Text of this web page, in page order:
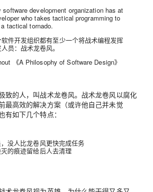
development organization has at
who takes tactical programming to
tactical tornado.
件开发组织都有至少一个将战术编程发挥
员：战术龙卷风。
《A Philosophy of Software Design》
致的人，叫战术龙卷风。战术龙卷风以腐化
最高效的解决方案（或许他自己并未觉
有如下几个特点：
没人比龙卷风更快完成任务
的痕迹留给后人去清理